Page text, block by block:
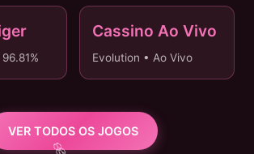
PIX 24/7 🔴 AO VIVO
Cassino Ao Vivo
Evolution • Ao Vivo
VER TODOS OS JOGOS